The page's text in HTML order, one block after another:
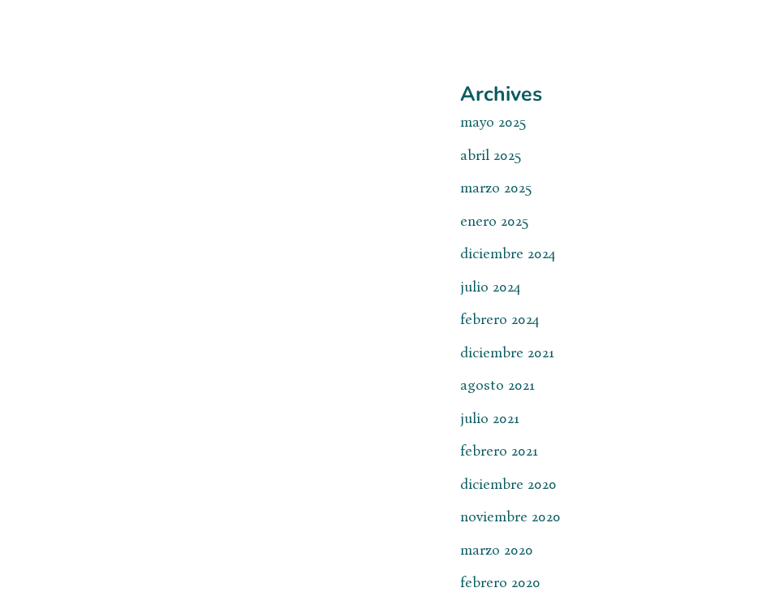
Archives
mayo 2025
abril 2025
marzo 2025
enero 2025
diciembre 2024
julio 2024
febrero 2024
diciembre 2021
agosto 2021
julio 2021
febrero 2021
diciembre 2020
noviembre 2020
marzo 2020
febrero 2020